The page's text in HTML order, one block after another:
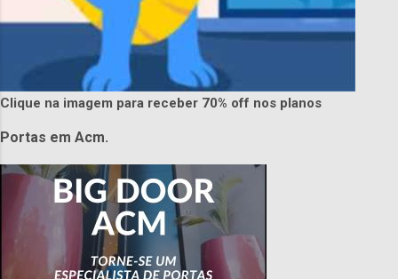
Clique na imagem para receber 70% off nos planos
Portas em Acm.